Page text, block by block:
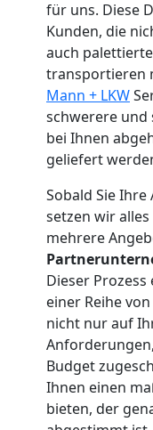
für uns. Diese
Kunden, die
auch
transportieren
Mann + LKW
schwerere
bei Ihnen
geliefert
Sobald Sie
setzen wir
mehrere
Dieser
einer Reihe
nicht nur auf
Budget
Ihnen einen
bieten, der
Neustadt
Wiener
Neustadt
Wiener
Neustadt